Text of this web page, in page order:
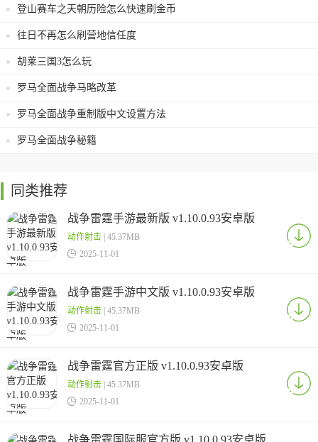
登山赛车之天朝历险怎么快速刷金币
往日不再怎么刷营地信任度
胡莱三国3怎么玩
罗马全面战争马略改革
罗马全面战争重制版中文设置方法
罗马全面战争秘籍
同类推荐
战争雷霆手游最新版 v1.10.0.93安卓版
动作射击| 45.37MB
 2025-11-01
战争雷霆手游中文版 v1.10.0.93安卓版
动作射击| 45.37MB
 2025-11-01
战争雷霆官方正版 v1.10.0.93安卓版
动作射击| 45.37MB
 2025-11-01
战争雷霆国际服官方版 v1.10.0.93安卓版